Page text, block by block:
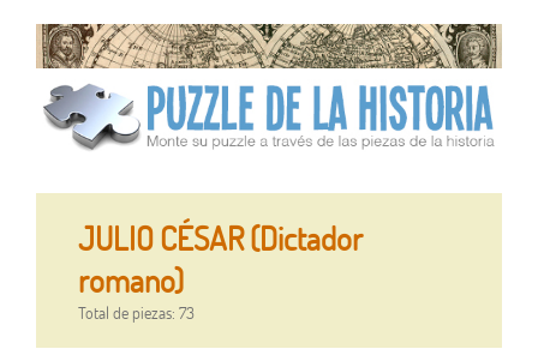
JULIO CÉSAR (Dictador
romano)
Total de piezas: 73